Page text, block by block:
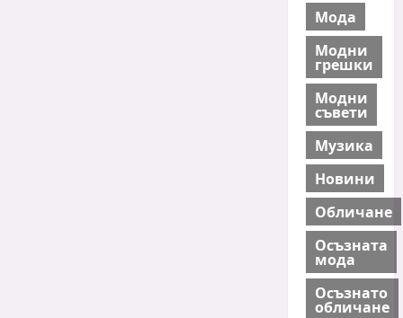
Мода
Модни
грешки
Модни
съвети
Музика
Новини
Обличане
Осъзната
мода
Осъзнато
обличане